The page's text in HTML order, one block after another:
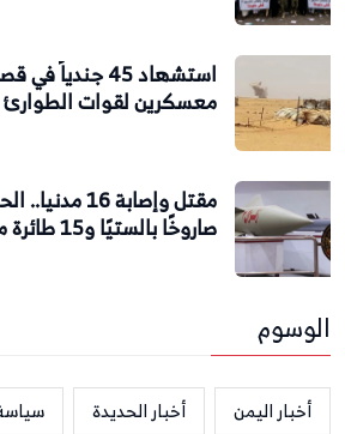
استشهاد 45
معسكرين لقوات
صاروخًا بالستيًا و15 طائرة مسيرة على مأرب
الوسوم
أخبار اليمن أخبار الحديدة